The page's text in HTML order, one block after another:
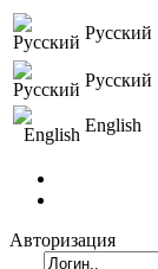
Русский
Русский
English
Авторизация